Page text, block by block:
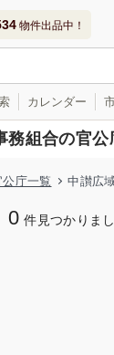
物件出品中！
カレンダー
務組合の官
公庁一覧 中讃広
0 件見つかりま